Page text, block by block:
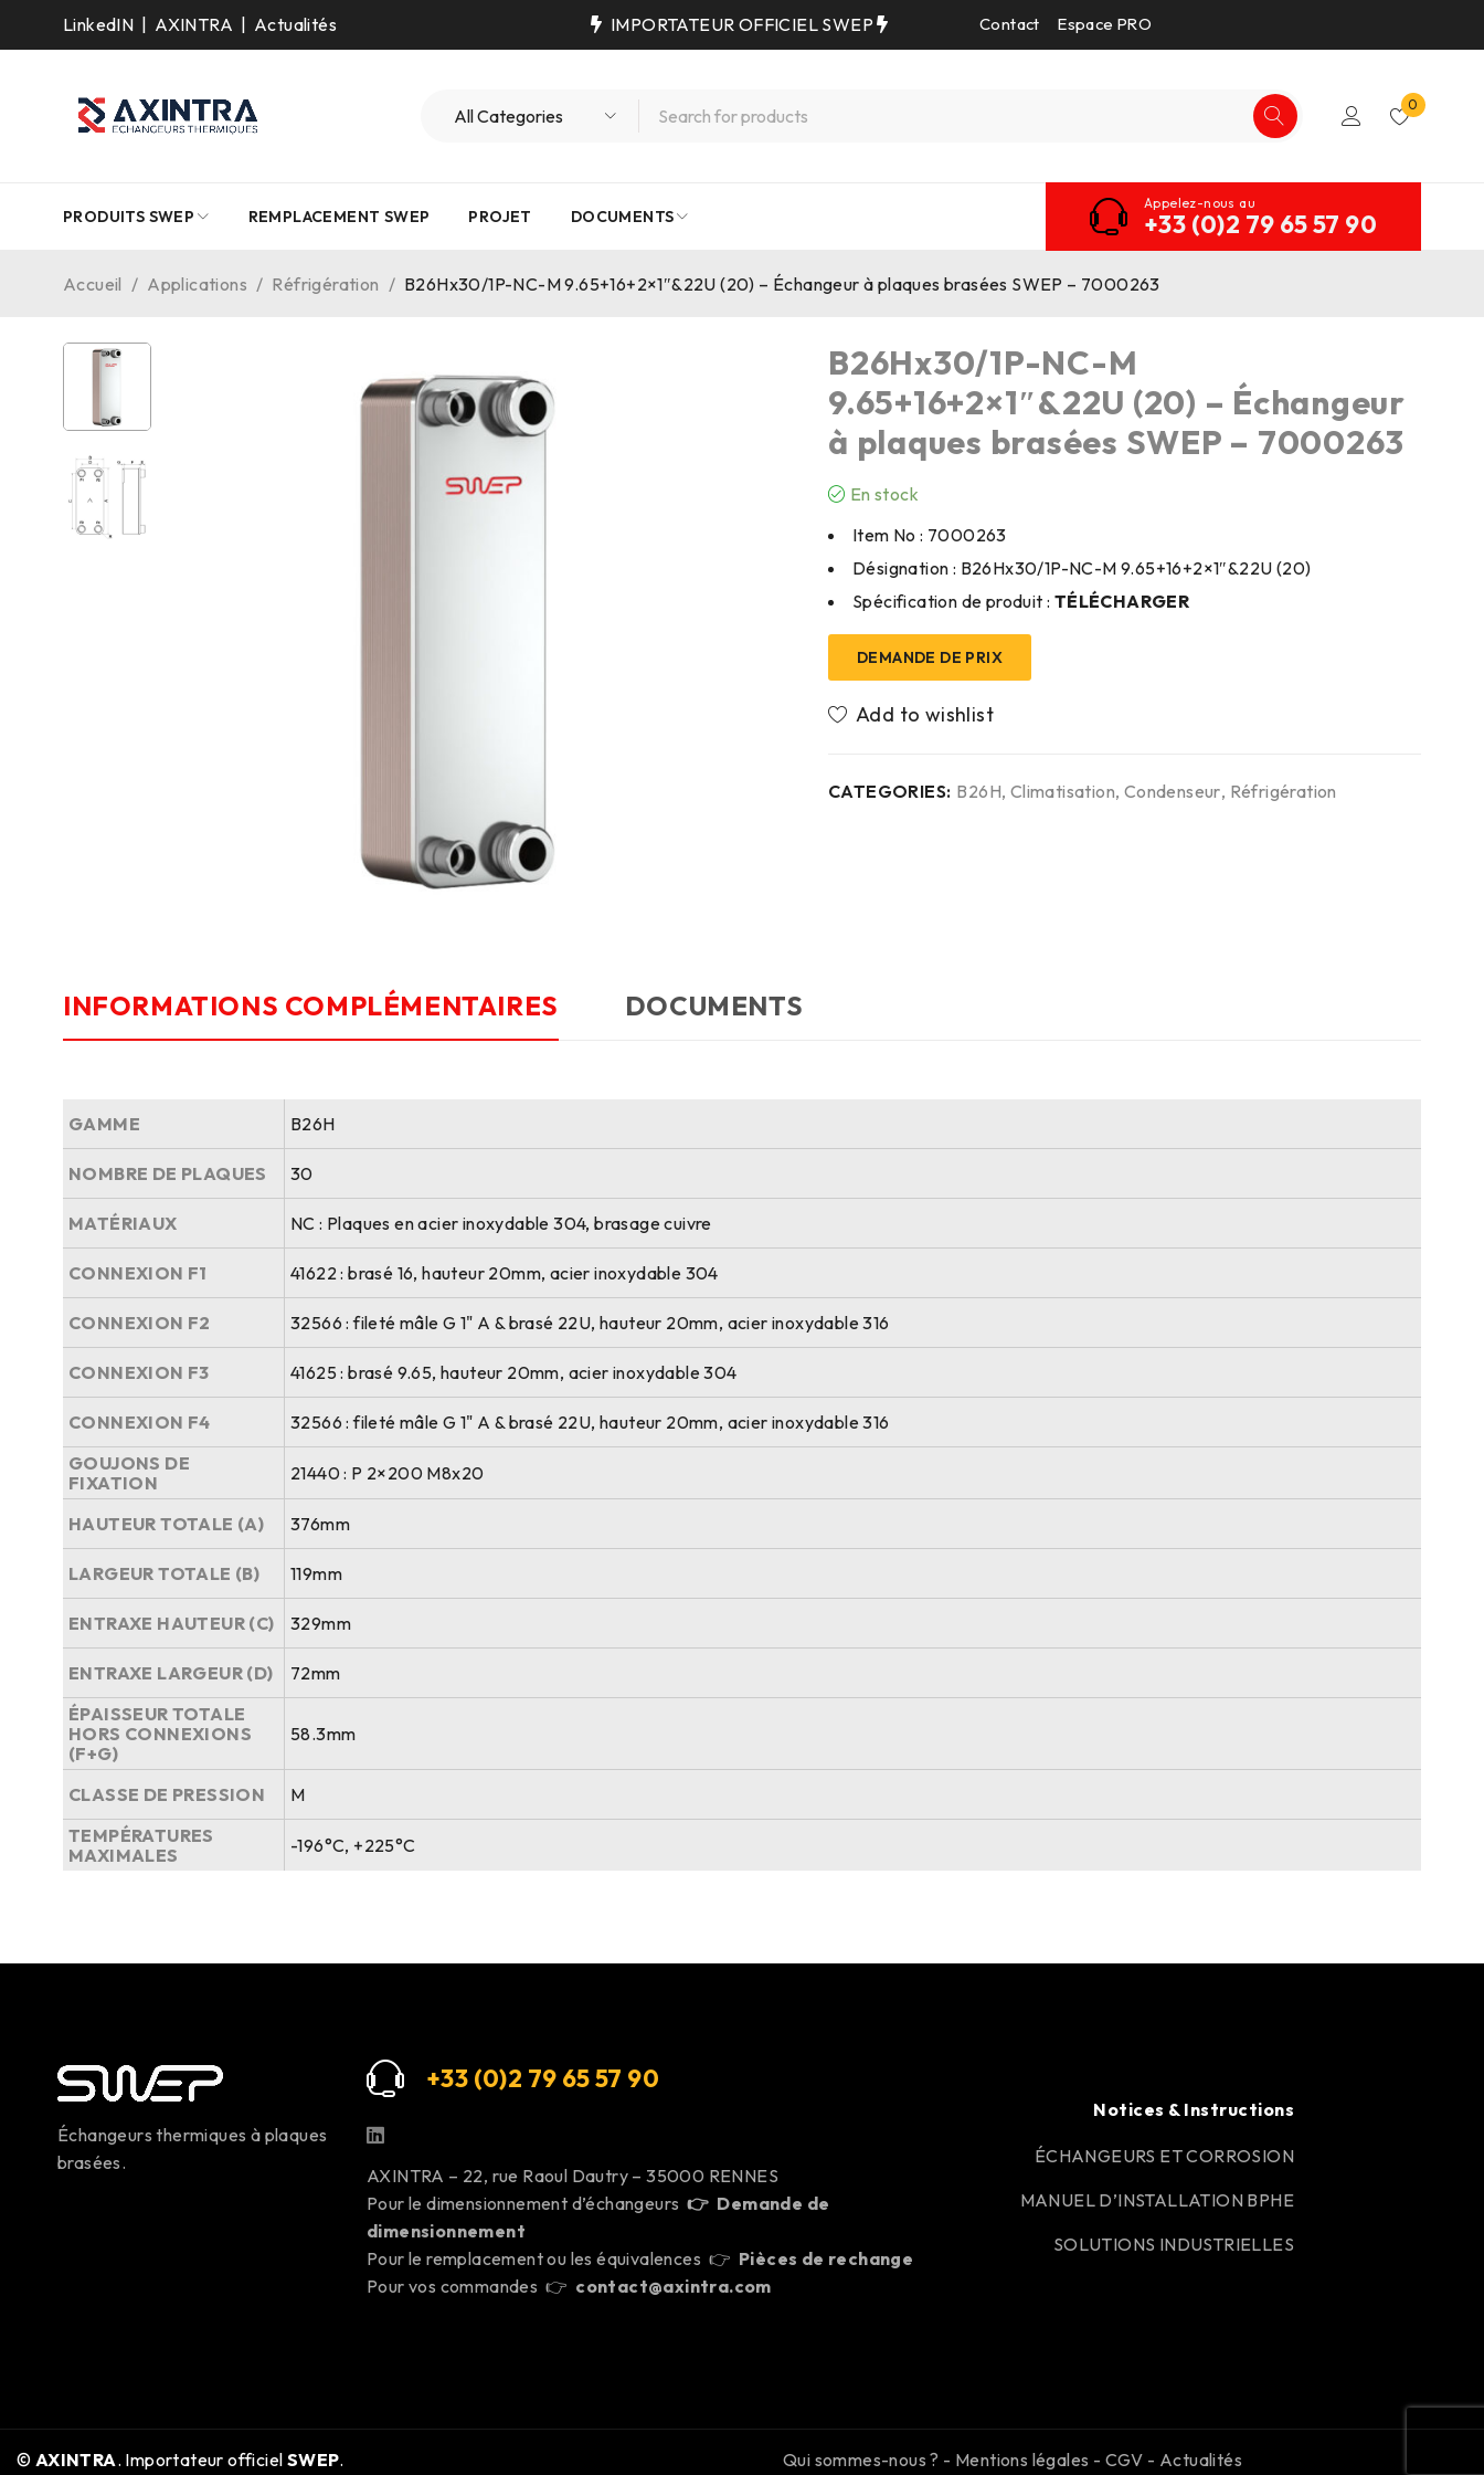
LinkedIN AXINTRA Actualités IMPORTATEUR OFFICIEL SWEP Contact Espace PRO
0
PRODUITS SWEP REMPLACEMENT SWEP PROJET DOCUMENTS
Appelez-nous au
+33 (0)2 79 65 57 90
Accueil / Applications / Réfrigération / B26Hx30/1P-NC-M 9.65+16+2×1″&22U (20) – Échangeur à plaques brasées SWEP – 7000263
B26Hx30/1P-NC-M
9.65+16+2×1″&22U (20) – Échangeur
à plaques brasées SWEP – 7000263
En stock
Item No : 7000263
Désignation : B26Hx30/1P-NC-M 9.65+16+2×1″&22U (20)
Spécification de produit : TÉLÉCHARGER
DEMANDE DE PRIX
CATEGORIES: B26H, Climatisation, Condenseur, Réfrigération
INFORMATIONS COMPLÉMENTAIRES DOCUMENTS
GAMME B26H
NOMBRE DE PLAQUES 30
MATÉRIAUX NC : Plaques en acier inoxydable 304, brasage cuivre
CONNEXION F1 41622 : brasé 16, hauteur 20mm, acier inoxydable 304
CONNEXION F2 32566 : fileté mâle G 1" A & brasé 22U, hauteur 20mm, acier inoxydable 316
CONNEXION F3 41625 : brasé 9.65, hauteur 20mm, acier inoxydable 304
CONNEXION F4
32566 : fileté mâle G 1" A & brasé 22U, hauteur 20mm, acier inoxydable 316
GOUJONS DE
FIXATION
21440 : P 2×200 M8x20
HAUTEUR TOTALE (A) 376mm
LARGEUR TOTALE (B) 119mm
ENTRAXE HAUTEUR (C) 329mm
ENTRAXE LARGEUR (D)
72mm
ÉPAISSEUR TOTALE
HORS CONNEXIONS
(F+G)
58.3mm
CLASSE DE PRESSION
M
TEMPÉRATURES
MAXIMALES
-196°C, +225°C
Échangeurs thermiques à plaques
brasées.
+33 (0)2 79 65 57 90
AXINTRA – 22, rue Raoul Dautry – 35000 RENNES
Pour le dimensionnement d’échangeurs👉 Demande de
dimensionnement
Pour le remplacement ou les équivalences 👉 Pièces de rechange
Pour vos commandes 👉 contact@axintra.com
Notices & Instructions
ÉCHANGEURS ET CORROSION
MANUEL D’INSTALLATION BPHE
SOLUTIONS INDUSTRIELLES
© AXINTRA. Importateur officiel SWEP. Qui sommes-nous ? - Mentions légales - CGV - Actualités